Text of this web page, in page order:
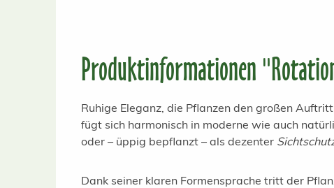
Produktinformationen
Ruhige Eleganz, die Pflanzen den großen
fügt sich harmonisch in moderne wie auch
oder – üppig bepflanzt – als dezenter
Dank seiner klaren Formensprache tritt der